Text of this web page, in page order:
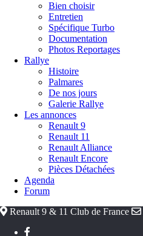
Bien choisir
Entretien
Spécifique Turbo
Documentation
Photos Reportages
Rallye
Histoire
Palmares
De nos jours
Galerie Rallye
Les annonces
Renault 9
Renault 11
Renault Alliance
Renault Encore
Pièces Détachées
Agenda
Forum
Renault 9 & 11 Club de France